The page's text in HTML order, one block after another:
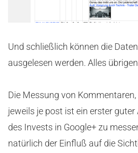
Und schließlich können die
ausgelesen werden. Alles
Die Messung von
jeweils je post ist ein erster guter
des Invests in Google+ zu
natürlich der Einfluß auf die